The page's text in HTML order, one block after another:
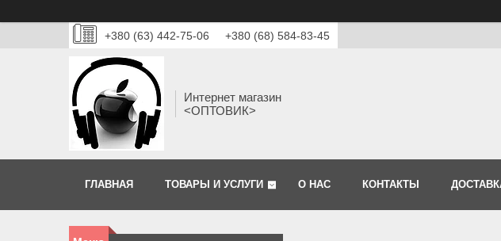
+380 (63) 442-75-06 +380 (68) 584-83-45
Интернет магазин
<ОПТОВИК>
ГЛАВНАЯ ТОВАРЫ И УСЛУГИ О НАС КОНТАКТЫ